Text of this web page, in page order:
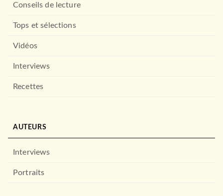
Conseils de lecture
Tops et sélections
Vidéos
Interviews
Recettes
AUTEURS
Interviews
Portraits